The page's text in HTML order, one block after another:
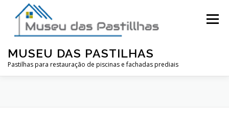
conteúdo
MUSEU DAS PASTILHAS
Pastilhas para restauração de piscinas e fachadas prediais
Menu